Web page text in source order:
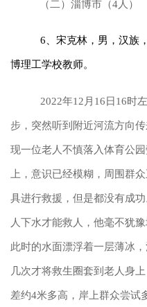
（二）淄博市（4人）
6、宋克林，男，汉族
博理工学校教师。
2022年12月16日16时
步，突然听到附近河流方向
现一位老人不慎落入体育公
上，意识已经模糊，周围群
具进行救援，但是都没有成
人下水才能救人，他毫不犹
此时的水面漂浮着一层薄冰
几次才将救生圈套到老人身
差约4米多高，岸上群众尝试